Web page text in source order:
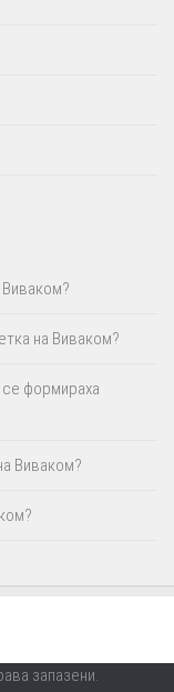
на Виваком?
формираха
Виваком?
запазени.